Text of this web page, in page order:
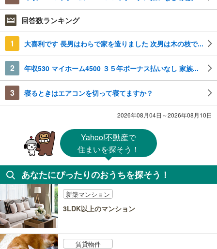
回答数ランキング
1 大喜利です 長男はわらで家を造りました 次男は木の枝で...
2 年収530 マイホーム4500 ３５年ボーナス払いなし 家族...
3 寝るときはエアコンを切って寝てますか？
2026年08月04日～2026年08月10日
Yahoo!不動産で
住まいを探そう！
あなたにぴったりのおうちを探そう！
新築マンション
3LDK以上のマンション
賃貸物件